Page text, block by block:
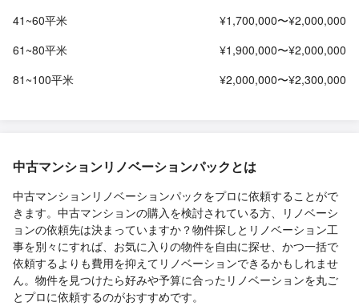
41~60平米
¥1,700,000〜¥2,000,000
61~80平米
¥1,900,000〜¥2,000,000
81~100平米
¥2,000,000〜¥2,300,000
中古マンションリノベーションパックとは
中古マンションリノベーションパックをプロに依頼することがで
きます。中古マンションの購入を検討されている方、リノベーシ
ョンの依頼先は決まっていますか？物件探しとリノベーション工
事を別々にすれば、お気に入りの物件を自由に探せ、かつ一括で
依頼するよりも費用を抑えてリノベーションできるかもしれませ
ん。物件を見つけたら好みや予算に合ったリノベーションを丸ご
とプロに依頼するのがおすすめです。